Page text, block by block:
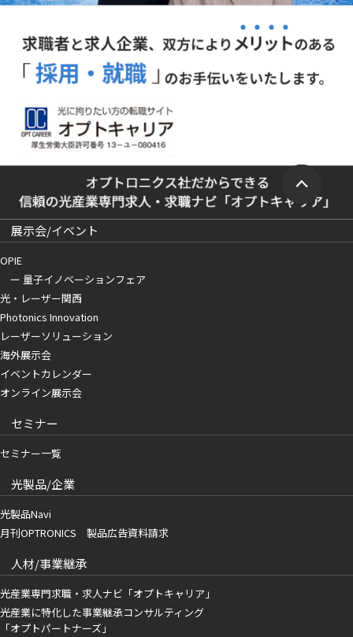
展示会/イベント
OPIE
ー 量子イノベーションフェア
光・レーザー関西
Photonics Innovation
レーザーソリューション
海外展示会
イベントカレンダー
オンライン展示会
セミナー
セミナー一覧
光製品/企業
光製品Navi
月刊OPTRONICS 製品広告資料請求
人材/事業継承
光産業専門求職・求人ナビ「オプトキャリア」
光産業に特化した事業継承コンサルティング
「オプトパートナーズ」